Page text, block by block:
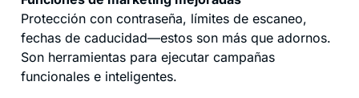
Protección con contraseña, límites de escaneo,
fechas de caducidad—estos son más que adornos.
Son herramientas para ejecutar campañas
funcionales e inteligentes.